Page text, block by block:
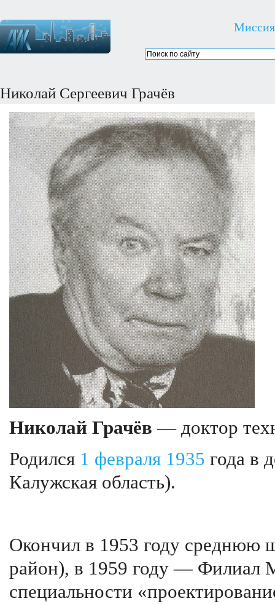
Миссия
Николай Сергеевич Грачёв
Николай Грачёв — доктор
Родился 1 февраля 1935 года в
Калужская область).
Окончил в 1953 году среднюю
район), в 1959 году — Филиал
специальности